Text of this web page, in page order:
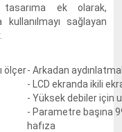
tasarıma ek olarak,
sağlayan
ölçer- Arkadan
- LCD ekranda ikili
- Yüksek debiler için
- Parametre başına
hafıza